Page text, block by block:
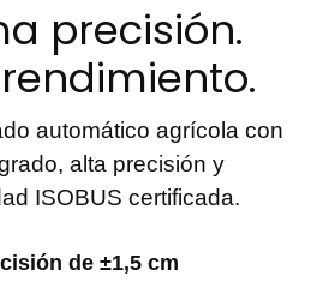
precisión.
automático agrícola con
alta precisión y
ISOBUS certificada.
de ±1,5 cm